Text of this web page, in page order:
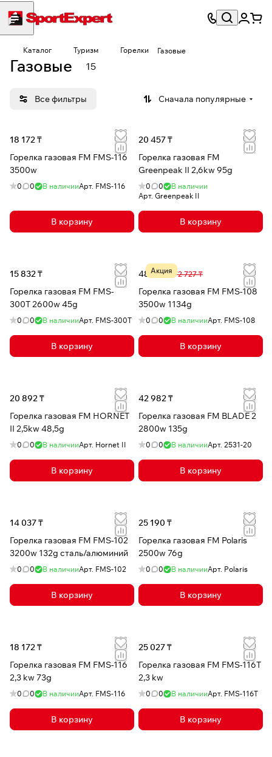
Каталог Туризм Горелки Газовые
Газовые 15
Все фильтры Сначала популярные
18 172 ₸
Горелка газовая FM FMS-116
3500w
0 0 В наличииАрт. FMS-116
В корзину
20 457 ₸
Горелка газовая FM
Greenpeak II 2,6kw 95g
0 0
В наличии
Арт. Greenpeak II
В корзину
15 832 ₸
Горелка газовая FM FMS-
300T 2600w 45g
0 0 В наличииАрт. FMS-300T
В корзину
Акция
48 694 ₸ 72 727 ₸
Горелка газовая FM FMS-108
3500w 1134g
0 0 В наличииАрт. FMS-108
В корзину
20 892 ₸
Горелка газовая FM HORNET
II 2,5kw 48,5g
0 0 В наличииАрт. Hornet II
В корзину
42 982 ₸
Горелка газовая FM BLADE 2
2800w 135g
0 0 В наличииАрт. 2531-20
В корзину
14 037 ₸
Горелка газовая FM FMS-102
3200w 132g сталь/алюминий
0 0 В наличииАрт. FMS-102
В корзину
25 190 ₸
Горелка газовая FM Polaris
2500w 76g
0 0 В наличииАрт. Polaris
В корзину
18 172 ₸
Горелка газовая FM FMS-116
2,3 kw 73g
0 0 В наличииАрт. FMS-116
В корзину
25 027 ₸
Горелка газовая FM FMS-116T
2,3 kw
0 0 В наличииАрт. FMS-116T
В корзину